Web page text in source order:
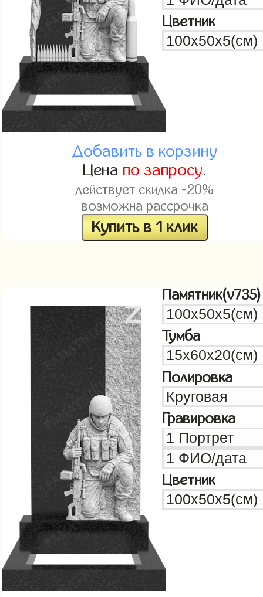
Цветник
Добавить в корзину
Цена по запросу.
действует скидка -20%
возможна рассрочка
Купить в 1 клик
Памятник(v735)
Тумба
Полировка
Гравировка
Цветник